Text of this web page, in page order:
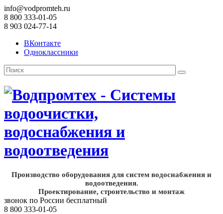
info@vodpromteh.ru
8 800 333-01-05
8 903 024-77-14
ВКонтакте
Одноклассники
Производство оборудования для систем водоснабжения и
водоотведения.
Проектирование, строительство и монтаж
звонок по России бесплатный
8 800 333-01-05